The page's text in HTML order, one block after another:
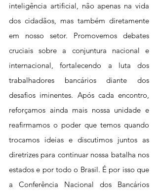
inteligência artificial, não apenas na vida
dos cidadãos, mas também diretamente
em nosso setor. Promovemos debates
cruciais sobre a conjuntura nacional e
internacional, fortalecendo a luta dos
trabalhadores bancários diante dos
desafios iminentes. Após cada encontro,
reforçamos ainda mais nossa unidade e
reafirmamos o poder que temos quando
trocamos ideias e discutimos juntos as
diretrizes para continuar nossa batalha nos
estados e por todo o Brasil. É por isso que
a Conferência Nacional dos Bancários